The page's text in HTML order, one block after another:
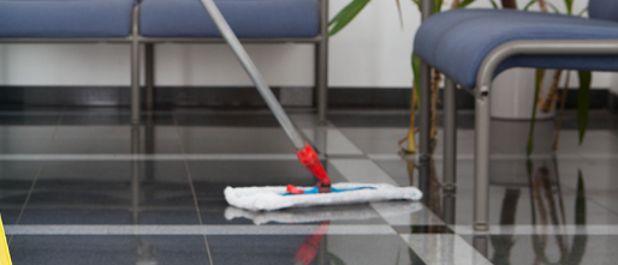
General Contractor
Building Construction
Maintenance
IT Solution